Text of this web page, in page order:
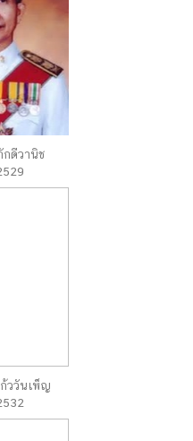
ดีวานิช
ววันเพ็ญ